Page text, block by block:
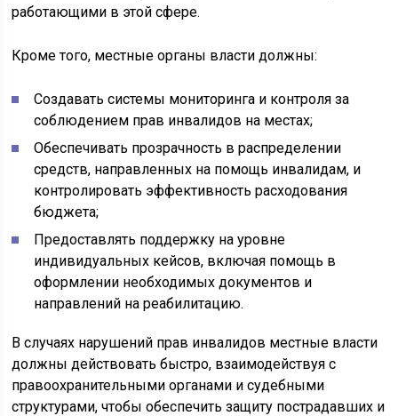
работающими в этой сфере.
Кроме того, местные органы власти должны:
Создавать системы мониторинга и контроля за
соблюдением прав инвалидов на местах;
Обеспечивать прозрачность в распределении
средств, направленных на помощь инвалидам, и
контролировать эффективность расходования
бюджета;
Предоставлять поддержку на уровне
индивидуальных кейсов, включая помощь в
оформлении необходимых документов и
направлений на реабилитацию.
В случаях нарушений прав инвалидов местные власти
должны действовать быстро, взаимодействуя с
правоохранительными органами и судебными
структурами, чтобы обеспечить защиту пострадавших и